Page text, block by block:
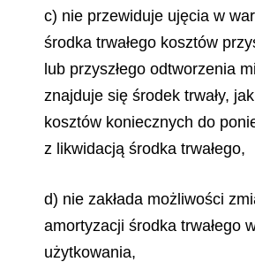
c) nie przewiduje ujęcia w
środka trwałego kosztów
lub przyszłego odtworzenia
znajduje się środek trwały,
kosztów koniecznych do
z likwidacją środka trwałego,
d) nie zakłada możliwości
amortyzacji środka trwałego
użytkowania,